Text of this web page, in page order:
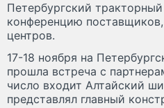
Петербургский
конференцию
центров.
17-18 ноября на
прошла встреча с
число входит Алтайский
представлял главный